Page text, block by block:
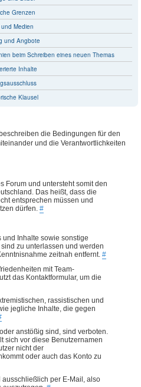
Grenzen
Medien
und Angbote
beim Schreiben eines neuen Themas
Inhalte
Klausel
die Bedingungen für den
und die Verantwortlichkeiten
Forum und untersteht somit den
Das heißt, dass die
entsprechen müssen und
dürfen. #
Inhalte sowie sonstige
zu unterlassen und werden
zeitnah entfernt. #
mit Team-
das Kontaktformular, um die
rassistischen und
jegliche Inhalte, die gegen
anstößig sind, sind verboten.
sich vor diese Benutzernamen
nicht der
oder auch das Konto zu
per E-Mail, also